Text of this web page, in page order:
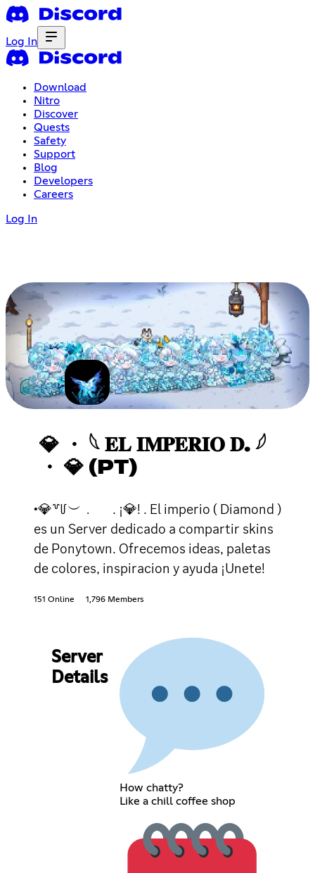
Log In
Download
Nitro
Discover
Quests
Safety
Support
Blog
Developers
Careers
Log In
💎 ・ 𓆩 𝐄𝐋 𝐈𝐌𝐏𝐄𝐑𝐈𝐎 𝐃. 𓆪
・ 💎 (PT)
•💎꒷꒥︶﹒ . ¡💎! . El imperio ( Diamond )
es un Server dedicado a compartir skins
de Ponytown. Ofrecemos ideas, paletas
de colores, inspiracion y ayuda ¡Unete!
151 Online 1,796 Members
Server
Details
How chatty?
Like a chill coffee shop